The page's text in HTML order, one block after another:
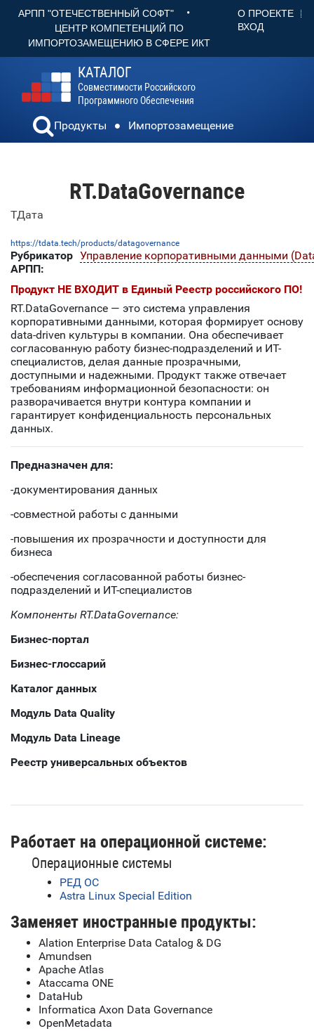
АРПП "ОТЕЧЕСТВЕННЫЙ СОФТ" •
ЦЕНТР КОМПЕТЕНЦИЙ ПО
ИМПОРТОЗАМЕЩЕНИЮ В СФЕРЕ ИКТ
О ПРОЕКТЕ
ВХОД
КАТАЛОГ
Совместимости Российского
Программного Обеспечения
Продукты Импортозамещение
RT.DataGovernance
ТДата
https://tdata.tech/products/datagovernance
Рубрикатор
АРПП:
Управление корпоративными данными
Продукт НЕ ВХОДИТ в Единый Реестр российского ПО!
RT.DataGovernance — это система управления
корпоративными данными, которая формирует основу
data-driven культуры в компании. Она обеспечивает
согласованную работу бизнес-подразделений и ИТ-
специалистов, делая данные прозрачными,
доступными и надежными. Продукт также отвечает
требованиям информационной безопасности: он
разворачивается внутри контура компании и
гарантирует конфиденциальность персональных
данных.
Предназначен для:
-документирования данных
-совместной работы с данными
-повышения их прозрачности и доступности для
бизнеса
-обеспечения согласованной работы бизнес-
подразделений и ИТ-специалистов
Компоненты RT.DataGovernance:
Бизнес-портал
Бизнес-глоссарий
Каталог данных
Модуль Data Quality
Модуль Data Lineage
Реестр универсальных объектов
Работает на операционной системе:
Операционные системы
РЕД ОС
Astra Linux Special Edition
Заменяет иностранные продукты:
Alation Enterprise Data Catalog & DG
Amundsen
Apache Atlas
Ataccama ONE
DataHub
Informatica Axon Data Governance
OpenMetadata